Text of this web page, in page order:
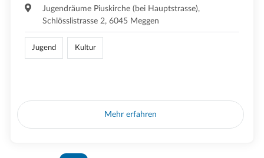
Jugendräume Piuskirche (bei Hauptstrasse),
Schlösslistrasse 2, 6045 Meggen
Jugend Kultur
Mehr erfahren